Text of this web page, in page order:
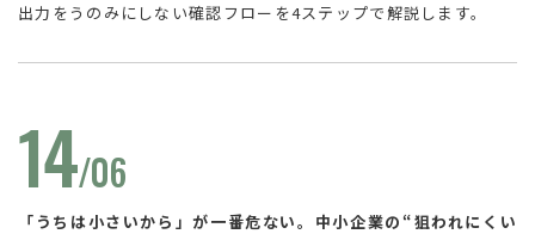
出力をうのみにしない確認フローを4ステップで解説します。
14/06
「うちは小さいから」が一番危ない。中小企業の“狙われにくい